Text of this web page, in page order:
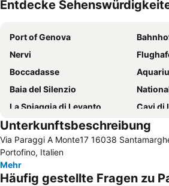
Entdecke
Port of Genova
Bahnhof
Nervi
Boccadasse
Baia del Silenzio
La Spiaggia di Levanto
Cavi di
Porto Antico
Altstadt
Porto
Pegli
Riva Trigoso
Abbazia di San Fruttuoso
Unterkunftsbeschreibung
Via Paraggi A Monte17 16038
Portofino, Italien
Mehr
Häufig gestellte Fragen zu